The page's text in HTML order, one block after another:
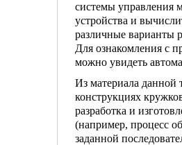
системы управления
устройства и
различные варианты
Для ознакомления с
можно увидеть
Из материала данной
конструкциях
разработка и
(например, процесс
заданной